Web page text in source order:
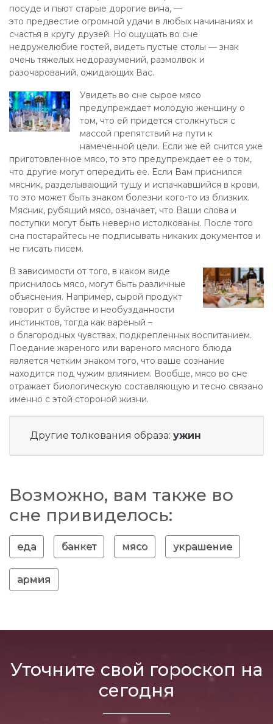
посуде и пьют старые дорогие вина, —
это предвестие огромной удачи в любых начинаниях и
счастья в кругу друзей. Но ощущать во сне
недружелюбие гостей, видеть пустые столы — знак
очень тяжелых недоразумений, размолвок и
разочарований, ожидающих Вас.
Увидеть во сне сырое мясо
предупреждает молодую женщину о
том, что ей придется столкнуться с
массой препятствий на пути к
намеченной цели. Если же ей снится уже
приготовленное мясо, то это предупреждает ее о том,
что другие могут опередить ее. Если Вам приснился
мясник, разделывающий тушу и испачкавшийся в крови,
то это может быть знаком болезни кого-то из близких.
Мясник, рубящий мясо, означает, что Ваши слова и
поступки могут быть неверно истолкованы. После того
сна постарайтесь не подписывать никаких документов и
не писать писем.
В зависимости от того, в каком виде
приснилось мясо, могут быть различные
объяснения. Например, сырой продукт
говорит о буйстве и необузданности
инстинктов, тогда как вареный –
о благородных чувствах, подкрепленных воспитанием.
Поедание жареного или вареного мясного блюда
является четким знаком того, что ваше сознание
находится под чужим влиянием. Вообще, мясо во сне
отражает биологическую составляющую и тесно связано
именно с этой стороной жизни.
Другие толкования образа: ужин
Возможно, вам также во
сне привиделось:
еда банкет мясо украшение
армия
Уточните свой гороскоп на
сегодня